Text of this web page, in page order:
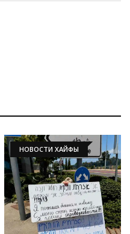
НОВОСТИ ХАЙФЫ